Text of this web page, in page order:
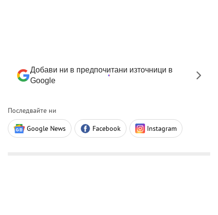
Добави ни в предпочитани източници в
Google
Последвайте ни
Google News Facebook Instagram